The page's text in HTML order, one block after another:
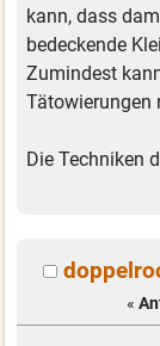
kann, dass
bedeckende
Zumindest
Tätowierungen
Die Techniken
«